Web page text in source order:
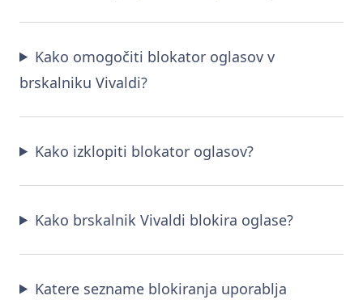
Kako omogočiti blokator oglasov v
brskalniku Vivaldi?
Kako izklopiti blokator oglasov?
Kako brskalnik Vivaldi blokira oglase?
Katere sezname blokiranja uporablja